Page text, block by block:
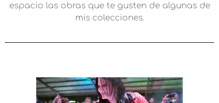
espacio las obras que te gusten de algunas de
mis colecciones.